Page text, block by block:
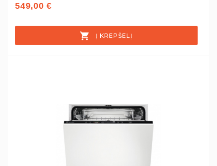
549,00 €
Į KREPŠELĮ